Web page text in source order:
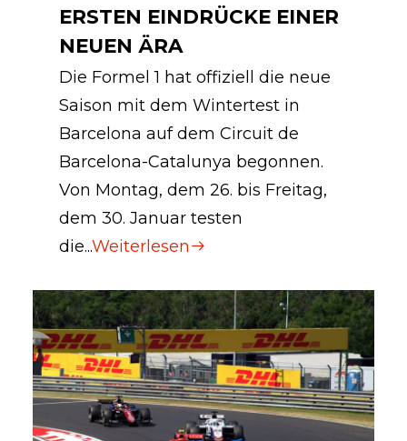
ERSTEN EINDRÜCKE EINER
NEUEN ÄRA
Die Formel 1 hat offiziell die neue
Saison mit dem Wintertest in
Barcelona auf dem Circuit de
Barcelona-Catalunya begonnen.
Von Montag, dem 26. bis Freitag,
dem 30. Januar testen
die...Weiterlesen